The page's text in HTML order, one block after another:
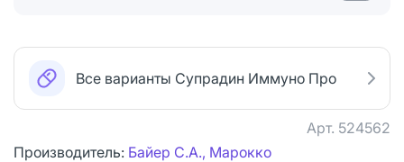
Все варианты Супрадин Иммуно Про
Арт. 524562
Производитель: Байер С.А., Марокко